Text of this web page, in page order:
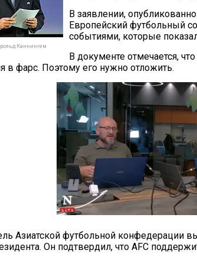
Каннингем
В заявлении,
Европейский футбольный
событиями, которые
В документе отмечается,
в фарс. Поэтому его нужно отложить.
Азиатской футбольной конфедерации
Он подтвердил, что AFC